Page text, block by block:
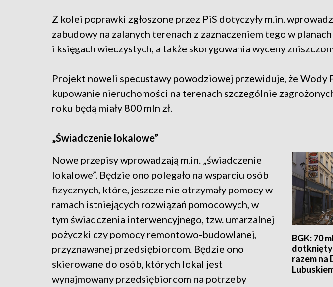
Z kolei poprawki zgłoszone przez PiS dotyczyły m.in.
zabudowy na zalanych terenach z zaznaczeniem tego w
i księgach wieczystych, a także skorygowania wyceny
Projekt noweli specustawy powodziowej przewiduje, że Wody
kupowanie nieruchomości na terenach szczególnie
roku będą miały 800 mln zł.
„Świadczenie lokalowe”
BGK: 70
razem na
Nowe przepisy wprowadzają m.in. „świadczenie
lokalowe”. Będzie ono polegało na wsparciu osób
fizycznych, które, jeszcze nie otrzymały pomocy w
ramach istniejących rozwiązań pomocowych, w
tym świadczenia interwencyjnego, tzw. umarzalnej
pożyczki czy pomocy remontowo-budowlanej,
przyznawanej przedsiębiorcom. Będzie ono
skierowane do osób, których lokal jest
wynajmowany przedsiębiorcom na potrzeby